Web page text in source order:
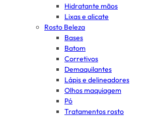
Hidratante mãos
Lixas e alicate
Rosto Beleza
Bases
Batom
Corretivos
Demaquilantes
Lápis e delineadores
Olhos maquiagem
Pó
Tratamentos rosto